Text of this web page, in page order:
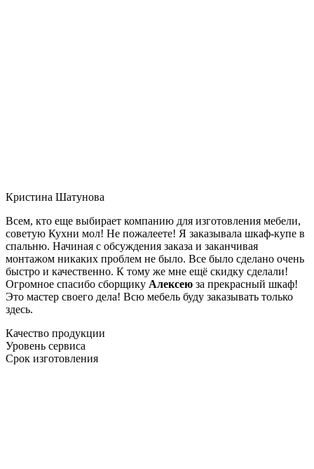
Кристина Шатунова
Всем, кто еще выбирает компанию для изготовления мебели,
советую Кухни мол! Не пожалеете! Я заказывала шкаф-купе в
спальню. Начиная с обсуждения заказа и заканчивая
монтажом никаких проблем не было. Все было сделано очень
быстро и качественно. К тому же мне ещё скидку сделали!
Огромное спасибо сборщику Алексею за прекрасный шкаф!
Это мастер своего дела! Всю мебель буду заказывать только
здесь.
Качество продукции
Уровень сервиса
Срок изготовления